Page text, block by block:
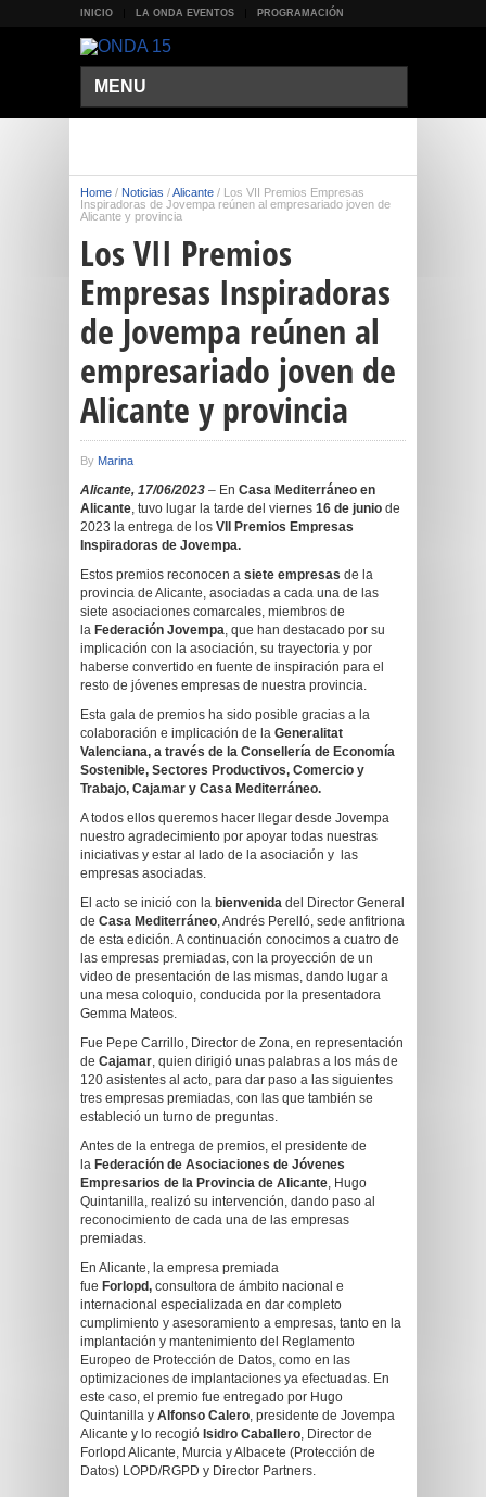
INICIO LA ONDA EVENTOS PROGRAMACIÓN
MENU
Home / Noticias /Alicante / Los VII Premios Empresas
Inspiradoras de Jovempa reúnen al empresariado joven de
Alicante y provincia
Los VII Premios
Empresas Inspiradoras
de Jovempa reúnen al
empresariado joven de
Alicante y provincia
By Marina
Alicante, 17/06/2023 – En Casa Mediterráneo en
Alicante, tuvo lugar la tarde del viernes 16 de junio de
2023 la entrega de los VII Premios Empresas
Inspiradoras de Jovempa.
Estos premios reconocen a siete empresas de la
provincia de Alicante, asociadas a cada una de las
siete asociaciones comarcales, miembros de
la Federación Jovempa, que han destacado por su
implicación con la asociación, su trayectoria y por
haberse convertido en fuente de inspiración para el
resto de jóvenes empresas de nuestra provincia.
Esta gala de premios ha sido posible gracias a la
colaboración e implicación de la Generalitat
Valenciana, a través de la Consellería de Economía
Sostenible, Sectores Productivos, Comercio y
Trabajo, Cajamar y Casa Mediterráneo.
A todos ellos queremos hacer llegar desde Jovempa
nuestro agradecimiento por apoyar todas nuestras
iniciativas y estar al lado de la asociación y las
empresas asociadas.
El acto se inició con la bienvenida del Director General
de Casa Mediterráneo, Andrés Perelló, sede anfitriona
de esta edición. A continuación conocimos a cuatro de
las empresas premiadas, con la proyección de un
video de presentación de las mismas, dando lugar a
una mesa coloquio, conducida por la presentadora
Gemma Mateos.
Fue Pepe Carrillo, Director de Zona, en representación
de Cajamar, quien dirigió unas palabras a los más de
120 asistentes al acto, para dar paso a las siguientes
tres empresas premiadas, con las que también se
estableció un turno de preguntas.
Antes de la entrega de premios, el presidente de
la Federación de Asociaciones de Jóvenes
Empresarios de la Provincia de Alicante, Hugo
Quintanilla, realizó su intervención, dando paso al
reconocimiento de cada una de las empresas
premiadas.
En Alicante, la empresa premiada
fue Forlopd, consultora de ámbito nacional e
internacional especializada en dar completo
cumplimiento y asesoramiento a empresas, tanto en la
implantación y mantenimiento del Reglamento
Europeo de Protección de Datos, como en las
optimizaciones de implantaciones ya efectuadas. En
este caso, el premio fue entregado por Hugo
Quintanilla y Alfonso Calero, presidente de Jovempa
Alicante y lo recogió Isidro Caballero, Director de
Forlopd Alicante, Murcia y Albacete (Protección de
Datos) LOPD/RGPD y Director Partners.